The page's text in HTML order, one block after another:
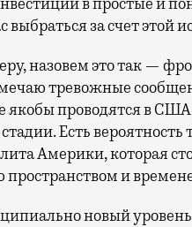
за счет этой
назовем это так —
тревожные
проводятся в США
Есть вероятность
Америки, которая
и
новый